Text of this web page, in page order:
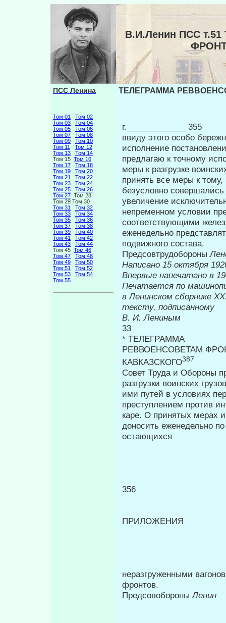
В.И.Ленин ПСС
ПСС Ленина
Том 01
Том 02
Том 03
Том 04
Том 05
Том 06
Том 07
Том 08
Том 09
Том 10
Том 11
Том 12
Том 13
Том 14
Том 15 Том 16
Том 17
Том 18
Том 19
Том 20
Том 21
Том 22
Том 23
Том 24
Том 25
Том 26
Том 27 Том 28
Том 29 Том 30
Том 31
Том 32
Том 33
Том 34
Том 35
Том 36
Том 37
Том 38
Том 39
Том 40
Том 41
Том 42
Том 43
Том 44
Том 45 Том 46
Том 47
Том 48
Том 49
Том 50
Том 51
Том 52
Том 53
Том 54
Том 55
ТЕЛЕГРАММА
г._____________ 355
ввиду этого особо
исполнение
предлагаю к точному
меры к разгрузке
принять все меры к
безусловно
увеличение
непременном условии
соответ­ствующими
еженедельно
подвижного состава.
Предсовтрудобороны
Написано 15 октября
Впервые
Печатается по
в Ленинском сборнике
тексту, подписанному
В. И. Лениным
33
* ТЕЛЕГРАММА
РЕВВОЕНСОВЕТАМ
КАВКАЗСКОГО387
Совет Труда и Обороны
разгрузки воинских
ими путей в условиях
преступлением против
каре. О принятых мерах
доносить еженедельно
остающихся
356
ПРИЛОЖЕНИЯ
неразгруженными
фрон­тов.
ПредсовобороныЛенин